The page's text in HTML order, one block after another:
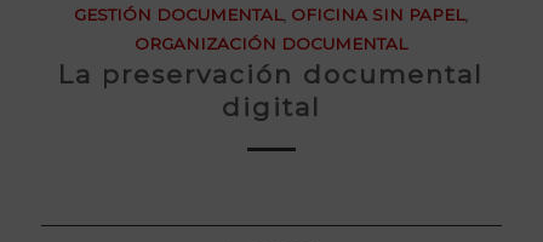
GESTIÓN DOCUMENTAL, OFICINA SIN PAPEL,
ORGANIZACIÓN DOCUMENTAL
La preservación documental
digital